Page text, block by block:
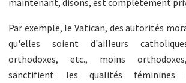
Par exemple, le Vatican, des autorités
qu'elles soient d'ailleurs
orthodoxes, etc., moins
sanctifient les qualités féminines